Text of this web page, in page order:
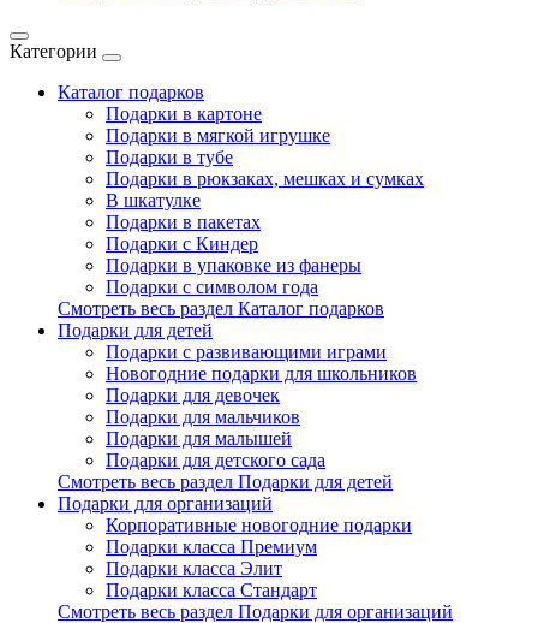
Категории
Каталог подарков
Подарки в картоне
Подарки в мягкой игрушке
Подарки в тубе
Подарки в рюкзаках, мешках и сумках
В шкатулке
Подарки в пакетах
Подарки с Киндер
Подарки в упаковке из фанеры
Подарки с символом года
Смотреть весь раздел Каталог подарков
Подарки для детей
Подарки с развивающими играми
Новогодние подарки для школьников
Подарки для девочек
Подарки для мальчиков
Подарки для малышей
Подарки для детского сада
Смотреть весь раздел Подарки для детей
Подарки для организаций
Корпоративные новогодние подарки
Подарки класса Премиум
Подарки класса Элит
Подарки класса Стандарт
Смотреть весь раздел Подарки для организаций